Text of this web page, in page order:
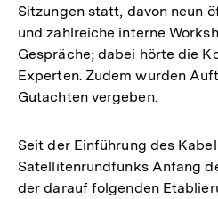
Sitzungen statt, davon neun
und zahlreiche interne
Gespräche; dabei hörte die
Experten. Zudem wurden
Gutachten vergeben.
Seit der Einführung des
Satellitenrundfunks Anfang
der darauf folgenden